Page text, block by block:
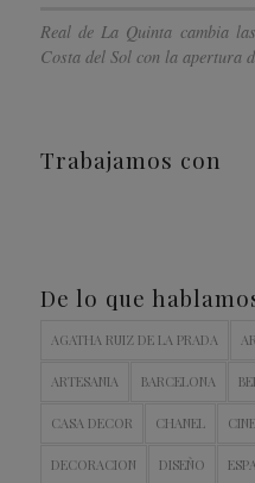
Real de La Quinta cambia
Costa del Sol con la apertura
Trabajamos con
De lo que
AGATHA RUIZ DE LA PRADA
ARTESANIA BARCELONA
CASA DECOR CHANEL CINE
DECORACION DISEÑO